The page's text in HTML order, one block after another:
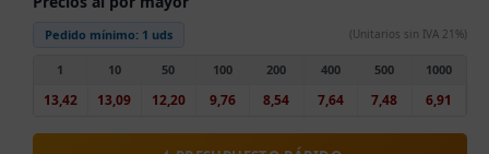
Pedido mínimo: 1 uds (Unitarios sin IVA 21%)
1
13,42
10
13,09
50
12,20
100
9,76
200
8,54
400
7,64
500
7,48
1000
6,91